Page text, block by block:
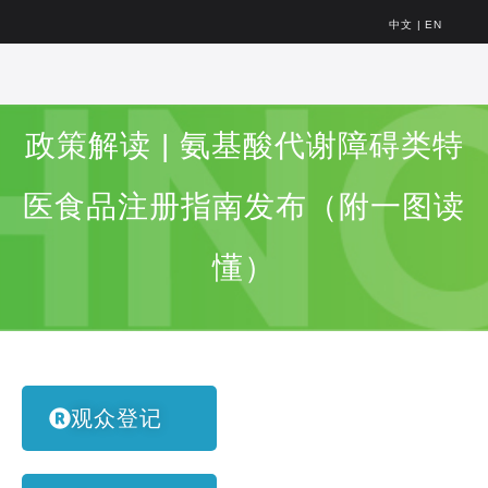
中文 | EN
政策解读 | 氨基酸代谢障碍类特
医食品注册指南发布（附一图读
懂）
观众登记